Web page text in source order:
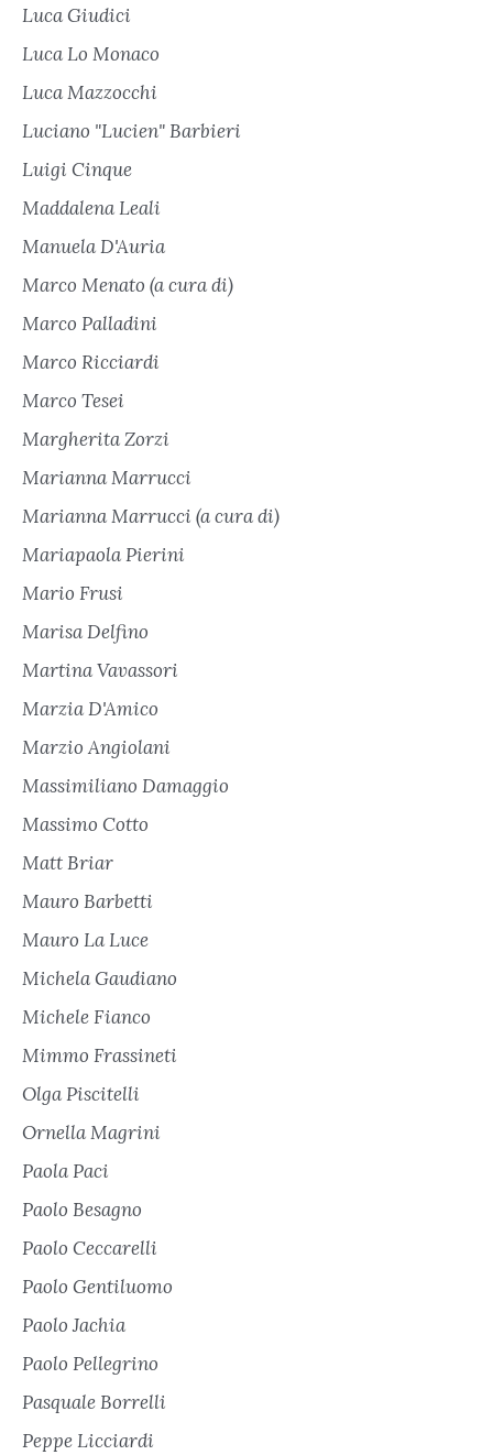
Luca Giudici
Luca Lo Monaco
Luca Mazzocchi
Luciano "Lucien" Barbieri
Luigi Cinque
Maddalena Leali
Manuela D'Auria
Marco Menato (a cura di)
Marco Palladini
Marco Ricciardi
Marco Tesei
Margherita Zorzi
Marianna Marrucci
Marianna Marrucci (a cura di)
Mariapaola Pierini
Mario Frusi
Marisa Delfino
Martina Vavassori
Marzia D'Amico
Marzio Angiolani
Massimiliano Damaggio
Massimo Cotto
Matt Briar
Mauro Barbetti
Mauro La Luce
Michela Gaudiano
Michele Fianco
Mimmo Frassineti
Olga Piscitelli
Ornella Magrini
Paola Paci
Paolo Besagno
Paolo Ceccarelli
Paolo Gentiluomo
Paolo Jachia
Paolo Pellegrino
Pasquale Borrelli
Peppe Licciardi